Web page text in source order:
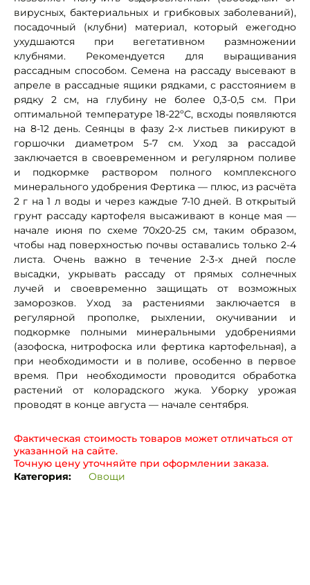
вирусных, бактериальных и грибковых заболеваний),
посадочный (клубни) материал, который ежегодно
ухудшаются при вегетативном размножении
клубнями. Рекомендуется для выращивания
рассадным способом. Семена на рассаду высевают в
апреле в рассадные ящики рядками, с расстоянием в
рядку 2 см, на глубину не более 0,3-0,5 см. При
оптимальной температуре 18-22ºС, всходы появляются
на 8-12 день. Сеянцы в фазу 2-х листьев пикируют в
горшочки диаметром 5-7 см. Уход за рассадой
заключается в своевременном и регулярном поливе
и подкормке раствором полного комплексного
минерального удобрения Фертика — плюс, из расчёта
2 г на 1 л воды и через каждые 7-10 дней. В открытый
грунт рассаду картофеля высаживают в конце мая —
начале июня по схеме 70х20-25 см, таким образом,
чтобы над поверхностью почвы оставались только 2-4
листа. Очень важно в течение 2-3-х дней после
высадки, укрывать рассаду от прямых солнечных
лучей и своевременно защищать от возможных
заморозков. Уход за растениями заключается в
регулярной прополке, рыхлении, окучивании и
подкормке полными минеральными удобрениями
(азофоска, нитрофоска или фертика картофельная), а
при необходимости и в поливе, особенно в первое
время. При необходимости проводится обработка
растений от колорадского жука. Уборку урожая
проводят в конце августа — начале сентября.
Фактическая стоимость товаров может отличаться от
указанной на сайте.
Точную цену уточняйте при оформлении заказа.
Категория:
Овощи